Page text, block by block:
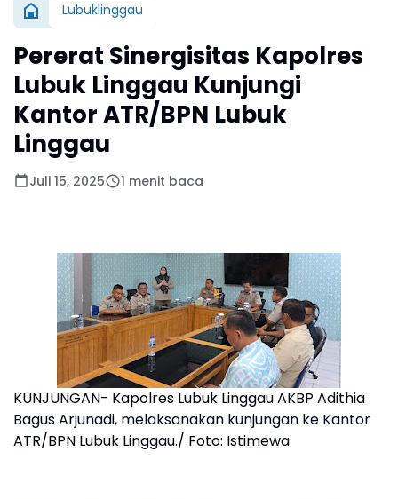
Lubuklinggau
Pererat Sinergisitas Kapolres
Lubuk Linggau Kunjungi
Kantor ATR/BPN Lubuk
Linggau
Juli 15, 2025 1 menit baca
KUNJUNGAN- Kapolres Lubuk Linggau AKBP Adithia
Bagus Arjunadi, melaksanakan kunjungan ke Kantor
ATR/BPN Lubuk Linggau./ Foto: Istimewa